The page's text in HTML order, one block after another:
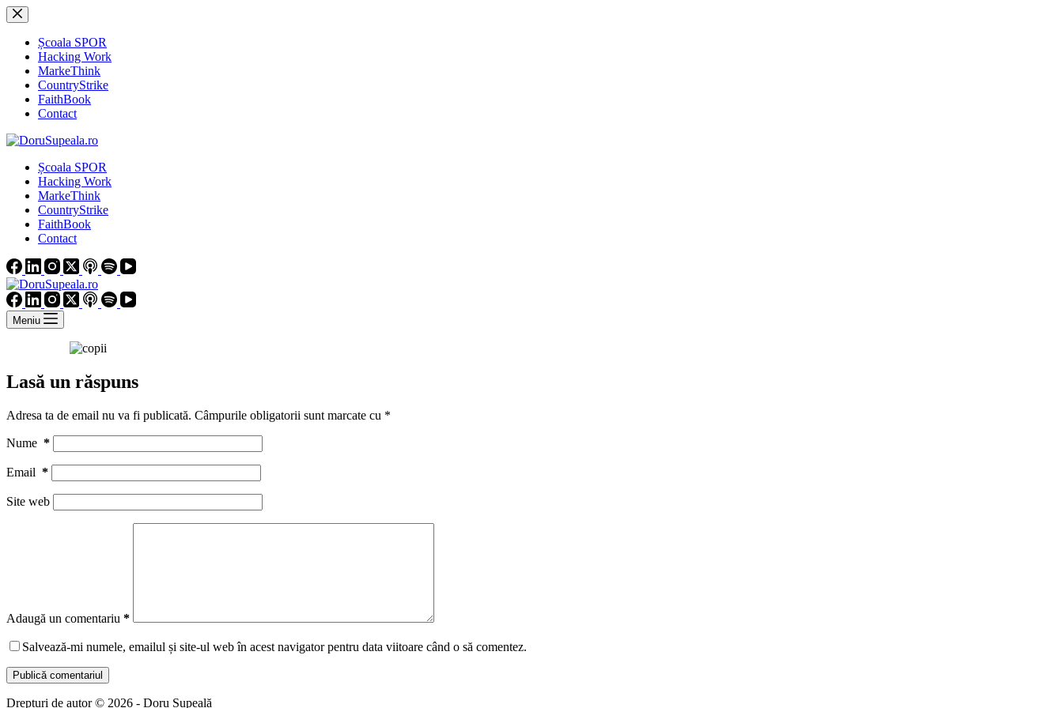
Sari
la
conținutȘcoala SPOR
Hacking Work
MarkeThink
CountryStrike
FaithBook
Contact
Școala SPOR
Hacking Work
MarkeThink
CountryStrike
FaithBook
Contact
Meniu
Lasă un răspuns
Adresa ta de email nu va fi publicată. Câmpurile obligatorii sunt marcate cu *
Nume *
Email *
Site web
Adaugă un comentariu *
Salvează-mi numele, emailul și site-ul web în acest navigator pentru data viitoare când o să comentez.
Publică comentariul
Drepturi de autor © 2026 - Doru Șupeală